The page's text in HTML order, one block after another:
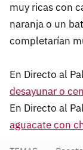
muy ricas con
naranja o un
completarían
En Directo al
desayunar o
En Directo al
aguacate con